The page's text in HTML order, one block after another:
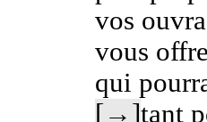
vos
vous
qui
[→]tant